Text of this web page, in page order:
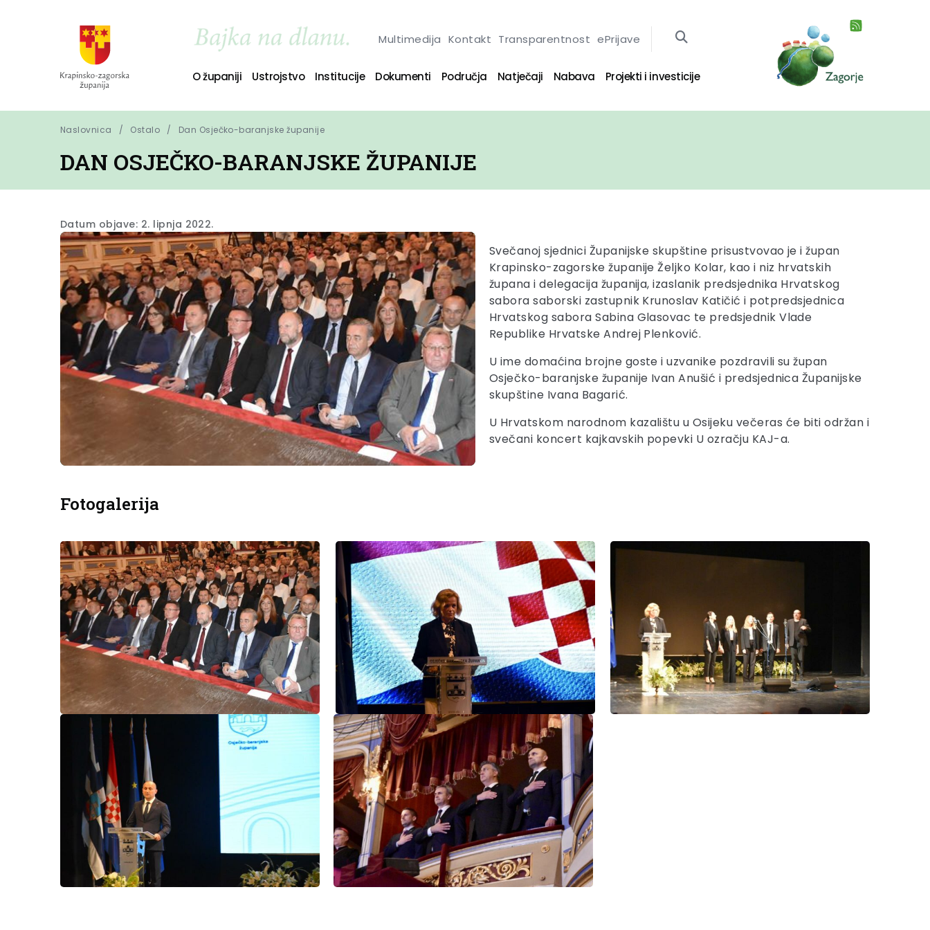
Multimedija Kontakt Transparentnost ePrijave
O županiji Ustrojstvo Institucije Dokumenti Područja Natječaji Nabava Projekti i investicije
Naslovnica Ostalo Dan Osječko-baranjske županije
DAN OSJEČKO-BARANJSKE ŽUPANIJE
Datum objave: 2. lipnja 2022.
Svečanoj sjednici Županijske skupštine prisustvovao je i župan
Krapinsko-zagorske županije Željko Kolar, kao i niz hrvatskih
župana i delegacija županija, izaslanik predsjednika Hrvatskog
sabora saborski zastupnik Krunoslav Katičić i potpredsjednica
Hrvatskog sabora Sabina Glasovac te predsjednik Vlade
Republike Hrvatske Andrej Plenković.
U ime domaćina brojne goste i uzvanike pozdravili su župan
Osječko-baranjske županije Ivan Anušić i predsjednica Županijske
skupštine Ivana Bagarić.
U Hrvatskom narodnom kazalištu u Osijeku večeras će biti održan i
svečani koncert kajkavskih popevki U ozračju KAJ-a.
Fotogalerija